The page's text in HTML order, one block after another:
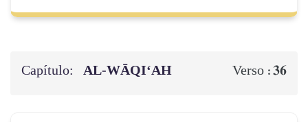
Capítulo: AL‑WĀQI‘AH Verso :36